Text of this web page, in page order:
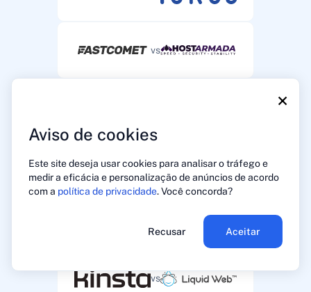
×
Aviso de cookies
Este site deseja usar cookies para analisar o tráfego e
medir a eficácia e personalização de anúncios de acordo
com a política de privacidade. Você concorda?
Recusar Aceitar
vs
vs
vs